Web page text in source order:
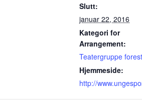
Slutt:
januar 22, 2016
Kategori for
Arrangement:
Teatergruppe
Hjemmeside:
http://